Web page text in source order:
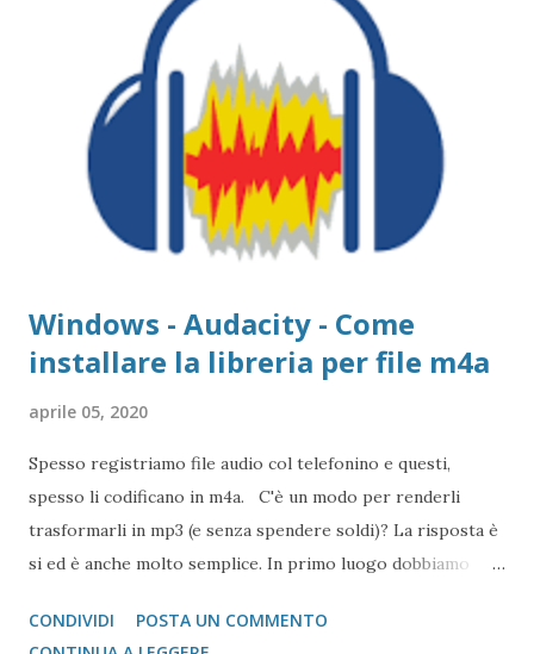
nelle capacità del suo studente di raccontare questo strano
mondo e di cui rimango sempre debitore Il libro, fu
integrato, poi, nel volume How To Use Windows 98, nella
parte iniziale, pubblicato da CUEN nel 2001 .
Windows - Audacity - Come
installare la libreria per file m4a
aprile 05, 2020
Spesso registriamo file audio col telefonino e questi,
spesso li codificano in m4a. C'è un modo per renderli
trasformarli in mp3 (e senza spendere soldi)? La risposta è
si ed è anche molto semplice. In primo luogo dobbiamo
migliori probabilmente in circolazione ( clicca qui per
CONDIVIDI
POSTA UN COMMENTO